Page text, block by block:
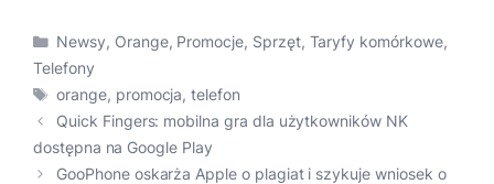
Kategorie
Newsy, Orange, Promocje, Sprzęt, Taryfy komórkowe,
Telefony
Tagi
orange, promocja,telefon
Quick Fingers: mobilna gra dla użytkowników NK
dostępna na Google Play
GooPhone oskarża Apple o plagiat i szykuje wniosek o